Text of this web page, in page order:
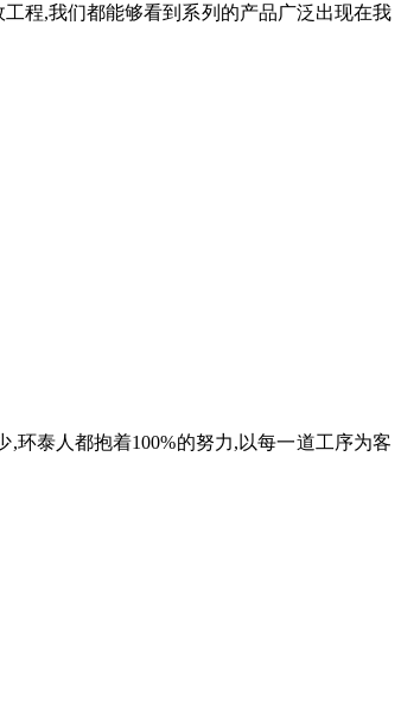
程,我们都能够看到系列的产品广泛出现在我
,环泰人都抱着100%的努力,以每一道工序为客